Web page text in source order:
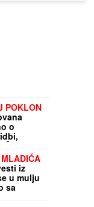
evra
ove